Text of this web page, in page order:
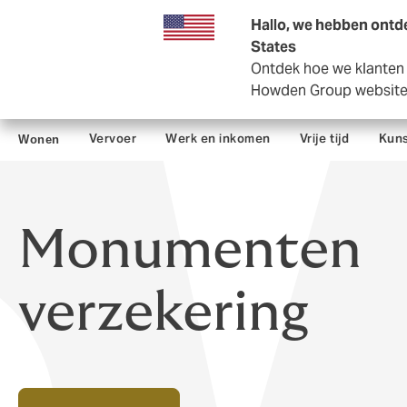
Hallo, we hebben
States
Ontdek hoe we
Howden Group website
Private Insurance
Wonen Vervoer Werk en inkomen Vrije tijd
Monumenten
verzekering